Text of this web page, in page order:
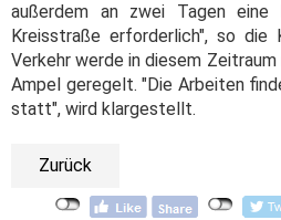
außerdem an zwei Tagen eine
Kreisstraße erforderlich", so die
Verkehr werde in diesem
Ampel geregelt. "Die Arbeiten
statt", wird klargestellt.
Zurück